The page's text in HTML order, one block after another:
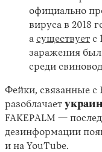
официально
вируса в 2018
а существует с
заражения
среди
Фейки, связанные с
разоблачает
FAKEPALM —
дезинформации
и на YouTube.